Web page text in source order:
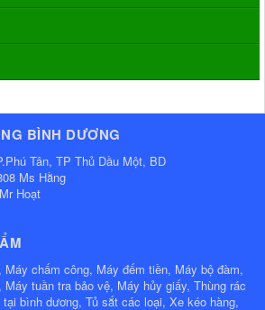
BÌNH DƯƠNG
Tân, TP Thủ Dầu Một, BD
Ms Hằng
Hoạt
chấm công, Máy đếm tiền, Máy bộ đàm,
tuần tra bảo vệ, Máy hủy giấy, Thùng rác
bình dương, Tủ sắt các loại, Xe kéo hàng,